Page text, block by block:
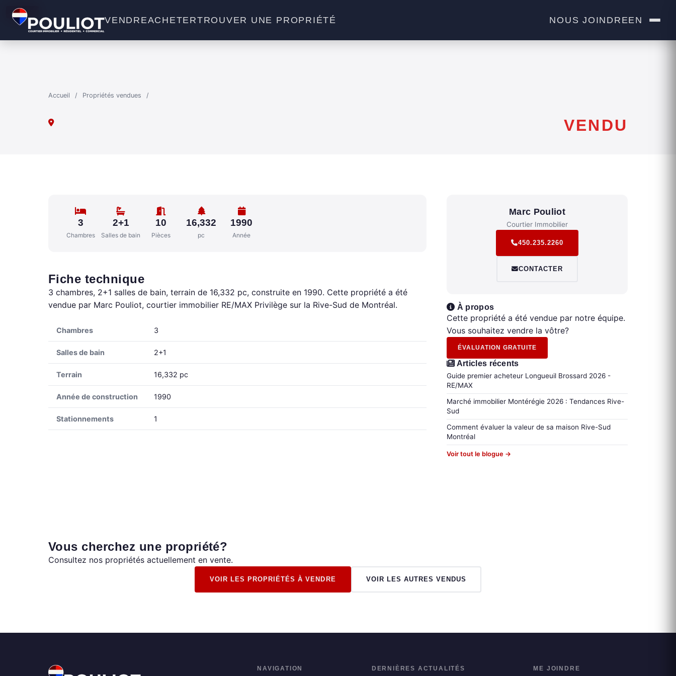
VENDREACHETERTROUVER UNE PROPRIÉTÉ NOUS JOINDREEN
Accueil / Propriétés vendues /
VENDU
VENDU
3
Chambres
2+1
Salles de bain
10
Pièces
16,332
pc
1990
Année
Fiche technique
3 chambres, 2+1 salles de bain, terrain de 16,332 pc, construite en 1990. Cette propriété a été
vendue par Marc Pouliot, courtier immobilier RE/MAX Privilège sur la Rive-Sud de Montréal.
Chambres 3
Salles de bain 2+1
Terrain 16,332 pc
Année de construction 1990
Stationnements 1
Marc Pouliot
Courtier Immobilier
450.235.2260
CONTACTER
À propos
Cette propriété a été vendue par notre équipe.
Vous souhaitez vendre la vôtre?
ÉVALUATION GRATUITE
Articles récents
Guide premier acheteur Longueuil Brossard 2026 -
RE/MAX
Marché immobilier Montérégie 2026 : Tendances Rive-
Sud
Comment évaluer la valeur de sa maison Rive-Sud
Montréal
Voir tout le blogue →
Vous cherchez une propriété?
Consultez nos propriétés actuellement en vente.
VOIR LES PROPRIÉTÉS À VENDRE VOIR LES AUTRES VENDUS
NAVIGATION DERNIÈRES ACTUALITÉS ME JOINDRE